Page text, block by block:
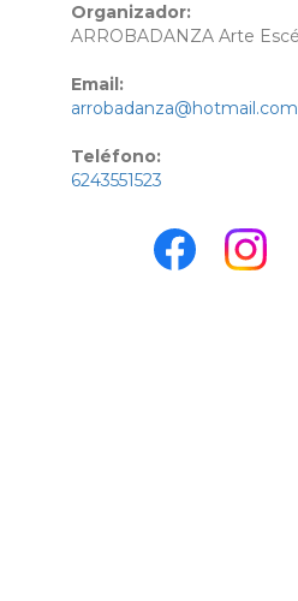
Organizador:
Email:
arrobadanza@hotmail.com
Teléfono:
6243551523